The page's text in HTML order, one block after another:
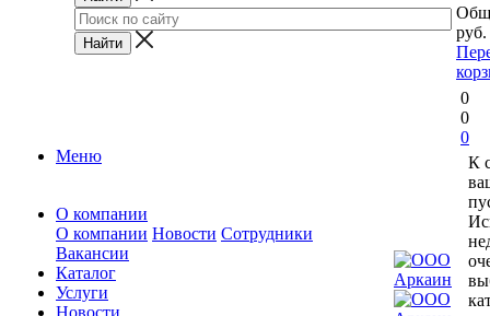
руб.
Меню
О компании
О компании Новости Сотрудники
Вакансии
Каталог
Услуги
Новости
0
0
0
К